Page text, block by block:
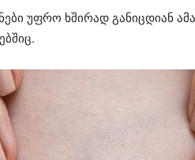
უფრო ხშირად განიცდიან